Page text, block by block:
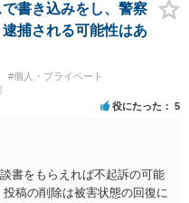
書き込みをし、警察
捕される可能性はあ
#個人・プライベート
役にたった 5
書をもらえれば不起訴の可能
稿の削除は被害状態の回復に